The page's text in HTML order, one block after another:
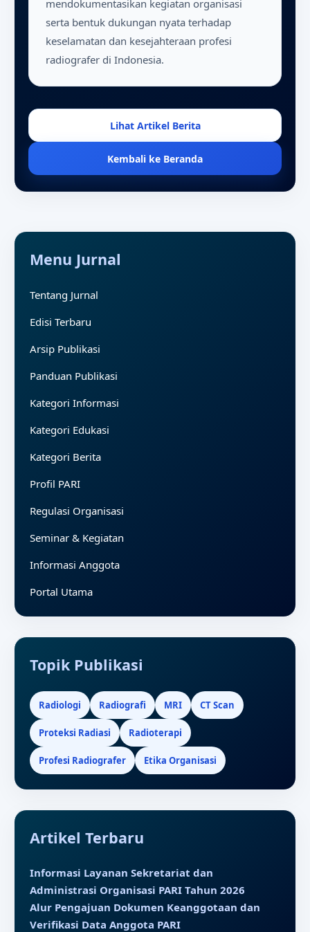
mendokumentasikan kegiatan organisasi
serta bentuk dukungan nyata terhadap
keselamatan dan kesejahteraan profesi
radiografer di Indonesia.
Lihat Artikel Berita
Kembali ke Beranda
Menu Jurnal
Tentang Jurnal
Edisi Terbaru
Arsip Publikasi
Panduan Publikasi
Kategori Informasi
Kategori Edukasi
Kategori Berita
Profil PARI
Regulasi Organisasi
Seminar & Kegiatan
Informasi Anggota
Portal Utama
Topik Publikasi
Radiologi Radiografi MRI CT Scan
Proteksi Radiasi Radioterapi
Profesi Radiografer Etika Organisasi
Artikel Terbaru
Informasi Layanan Sekretariat dan
Administrasi Organisasi PARI Tahun 2026
Alur Pengajuan Dokumen Keanggotaan dan
Verifikasi Data Anggota PARI